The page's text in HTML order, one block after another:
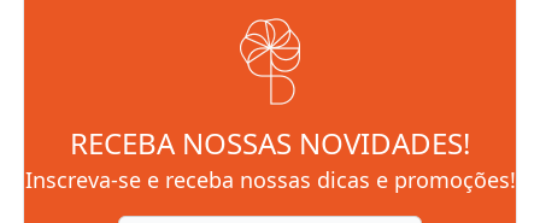
RECEBA NOSSAS NOVIDADES!
Inscreva-se e receba nossas dicas e promoções!